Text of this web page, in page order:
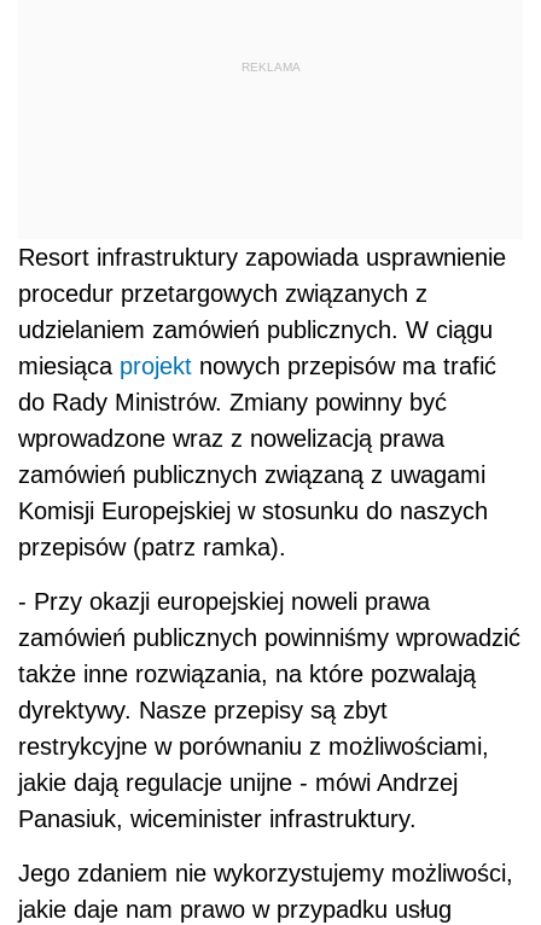
REKLAMA
Resort infrastruktury zapowiada usprawnienie
procedur przetargowych związanych z
udzielaniem zamówień publicznych. W ciągu
miesiąca projekt nowych przepisów ma trafić
do Rady Ministrów. Zmiany powinny być
wprowadzone wraz z nowelizacją prawa
zamówień publicznych związaną z uwagami
Komisji Europejskiej w stosunku do naszych
przepisów (patrz ramka).
- Przy okazji europejskiej noweli prawa
zamówień publicznych powinniśmy wprowadzić
także inne rozwiązania, na które pozwalają
dyrektywy. Nasze przepisy są zbyt
restrykcyjne w porównaniu z możliwościami,
jakie dają regulacje unijne - mówi Andrzej
Panasiuk, wiceminister infrastruktury.
Jego zdaniem nie wykorzystujemy możliwości,
jakie daje nam prawo w przypadku usług